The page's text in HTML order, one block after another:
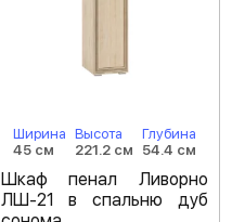
Ширина
45 см
Высота
221.2 см
Глубина
54.4 см
Шкаф пенал Ливорно
ЛШ-21 в спальню дуб